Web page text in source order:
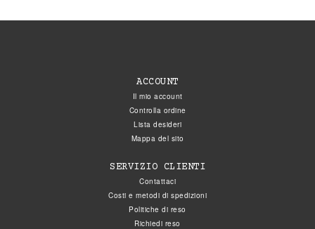
ACCOUNT
Il mio account
Controlla ordine
Lista desideri
Mappa del sito
SERVIZIO CLIENTI
Contattaci
Costi e metodi di spedizioni
Politiche di reso
Richiedi reso